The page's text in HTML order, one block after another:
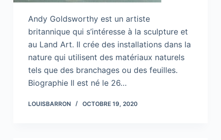
Andy Goldsworthy est un artiste
britannique qui s’intéresse à la sculpture et
au Land Art. Il crée des installations dans la
nature qui utilisent des matériaux naturels
tels que des branchages ou des feuilles.
Biographie Il est né le 26…
LOUISBARRON OCTOBRE 19, 2020